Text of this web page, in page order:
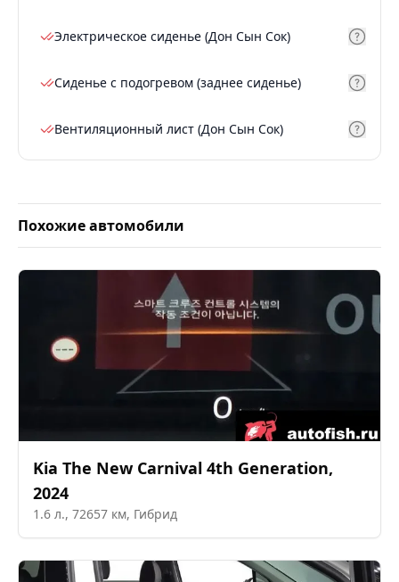
Электрическое сиденье (Дон Сын Сок)
Сиденье с подогревом (заднее сиденье)
Вентиляционный лист (Дон Сын Сок)
Похожие автомобили
Kia The New Carnival 4th Generation,
2024
1.6 л., 72657 км, Гибрид